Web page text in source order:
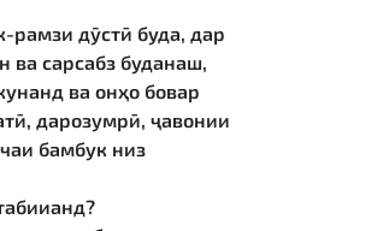
рамзи дӯстӣ буда, дар
ва сарсабз буданаш,
ва онҳо бовар
дарозумрӣ, ҷавонии
бамбук низ